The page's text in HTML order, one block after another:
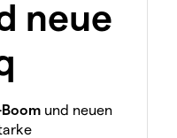
neue
und neuen